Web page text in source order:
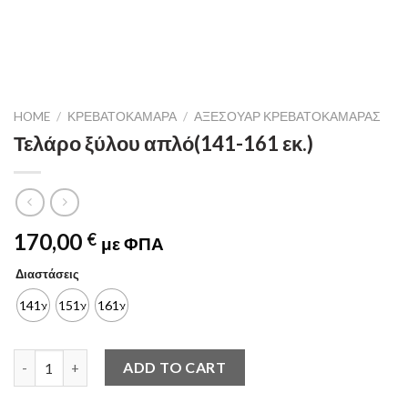
HOME / ΚΡΕΒΑΤΟΚΆΜΑΡΑ / ΑΞΕΣΟΥΆΡ ΚΡΕΒΑΤΟΚΆΜΑΡΑΣ
Τελάρο ξύλου απλό(141-161 εκ.)
170,00 € με ΦΠΑ
Διαστάσεις
141χ196151χ196161χ196
Τελάρο ξύλου απλό(141-161 εκ.) quantity
ADD TO CART